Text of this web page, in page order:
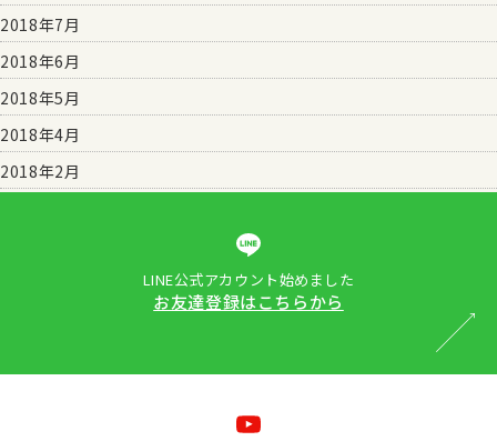
2018年7月
2018年6月
2018年5月
2018年4月
2018年2月
LINE公式アカウント始めました
お友達登録はこちらから